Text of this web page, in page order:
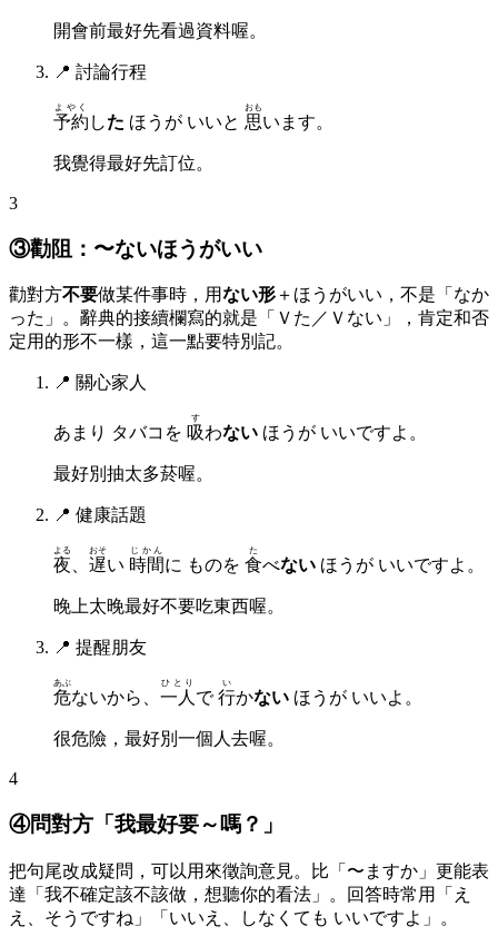
開會前最好先看過資料喔。
📍 討論行程
予約
よやく
した ほうが いいと 思
おも
います。
我覺得最好先訂位。
3
③勸阻：〜ないほうがいい
勸對方不要做某件事時，用ない形＋ほうがいい，不是「なか
った」。辭典的接續欄寫的就是「Ｖた／Ｖない」，肯定和否
定用的形不一樣，這一點要特別記。
📍 關心家人
あまり タバコを 吸
す
わない ほうが いいですよ。
最好別抽太多菸喔。
📍 健康話題
夜
よる
遅
おそ
い 時間
じかん
に ものを 食
た
べない ほうが いいですよ。
晚上太晚最好不要吃東西喔。
📍 提醒朋友
危
あぶ
ないから、 一人
ひとり
で行
い
かない ほうが いいよ。
很危險，最好別一個人去喔。
4
④問對方「我最好要～嗎？」
把句尾改成疑問，可以用來徵詢意見。比「〜ますか」更能表
達「我不確定該不該做，想聽你的看法」。回答時常用「え
え、そうですね」「いいえ、しなくても いいですよ」。